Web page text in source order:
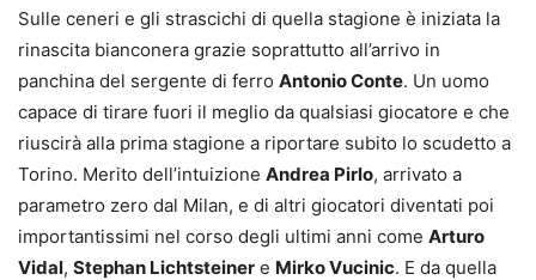
Sulle ceneri e gli strascichi di quella stagione è iniziata la
rinascita bianconera grazie soprattutto all’arrivo in
panchina del sergente di ferro Antonio Conte. Un uomo
capace di tirare fuori il meglio da qualsiasi giocatore e che
riuscirà alla prima stagione a riportare subito lo scudetto a
Torino. Merito dell’intuizione Andrea Pirlo, arrivato a
parametro zero dal Milan, e di altri giocatori diventati poi
importantissimi nel corso degli ultimi anni come Arturo
Vidal, Stephan Lichtsteiner e Mirko Vucinic. E da quella